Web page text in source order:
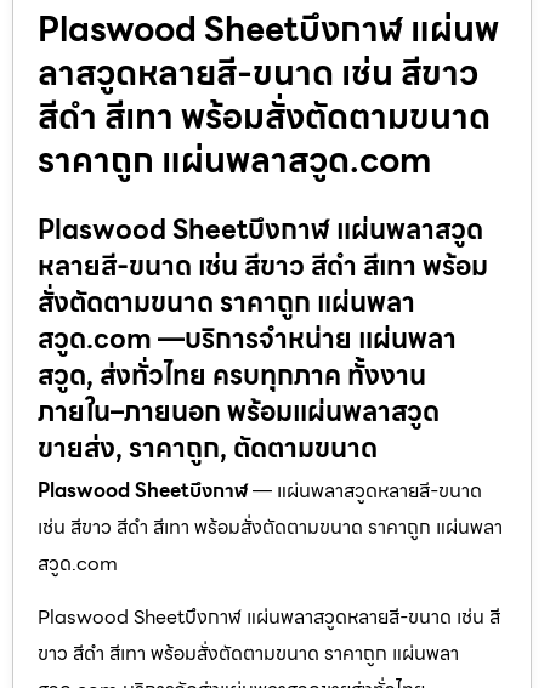
Plaswood Sheetบึงกาฬ แผ่นพ
ลาสวูดหลายสี-ขนาด เช่น สีขาว
สีดำ สีเทา พร้อมสั่งตัดตามขนาด
ราคาถูก แผ่นพลาสวูด.com
Plaswood Sheetบึงกาฬ แผ่นพลาสวูด
หลายสี-ขนาด เช่น สีขาว สีดำ สีเทา พร้อม
สั่งตัดตามขนาด ราคาถูก แผ่นพลา
สวูด.com —บริการจำหน่าย แผ่นพลา
สวูด, ส่งทั่วไทย ครบทุกภาค ทั้งงาน
ภายใน–ภายนอก พร้อมแผ่นพลาสวูด
ขายส่ง, ราคาถูก, ตัดตามขนาด
Plaswood Sheetบึงกาฬ— แผ่นพลาสวูดหลายสี-ขนาด
เช่น สีขาว สีดำ สีเทา พร้อมสั่งตัดตามขนาด ราคาถูก แผ่นพลา
สวูด.com
Plaswood Sheetบึงกาฬ แผ่นพลาสวูดหลายสี-ขนาด เช่น สี
ขาว สีดำ สีเทา พร้อมสั่งตัดตามขนาด ราคาถูก แผ่นพลา